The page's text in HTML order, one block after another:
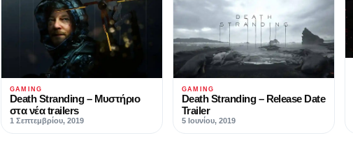
GAMING
Death Stranding – Μυστήριο
στα νέα trailers
1 Σεπτεμβρίου, 2019
GAMING
Death Stranding – Release Date
Trailer
5 Ιουνίου, 2019